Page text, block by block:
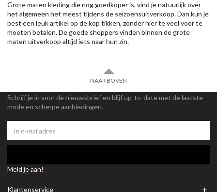
Grote maten kleding die nog goedkoper is, vind je natuurlijk over
het algemeen het meest tijdens de seizoensuitverkoop. Dan kun je
best een leuk artikel op de kop tikken, zonder hier te veel voor te
moeten betalen. De goede shoppers vinden binnen de grote
maten uitverkoop altijd iets naar hun zin.
NAAR BOVEN
Schrijf je in voor de nieuwsbrief en blijf up-to-date met de laatste
mode en scherpe aanbiedingen.
Meld je aan!
Klantenservice +